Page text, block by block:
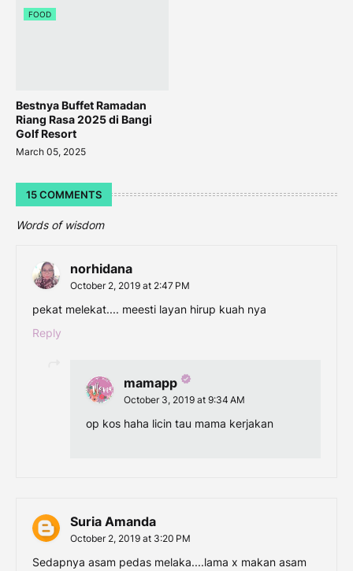
FOOD
Bestnya Buffet Ramadan
Riang Rasa 2025 di Bangi
Golf Resort
March 05, 2025
15 COMMENTS
Words of wisdom
norhidana
October 2, 2019 at 2:47 PM
pekat melekat.... meesti layan hirup kuah nya
Reply
mamapp
October 3, 2019 at 9:34 AM
op kos haha licin tau mama kerjakan
Suria Amanda
October 2, 2019 at 3:20 PM
Sedapnya asam pedas melaka....lama x makan asam